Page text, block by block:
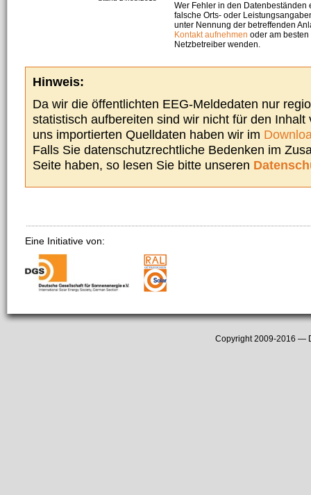
Wer Fehler in den Datenbeständen
falsche Orts- oder
unter Nennung der betreffenden
Kontakt aufnehmen oder am
Netzbetreiber wenden.
Hinweis:
Da wir die öffentlichten EEG-Meldedaten nur
statistisch aufbereiten sind wir nicht für den Inhalt
uns importierten Quelldaten haben wir im
Falls Sie datenschutzrechtliche Bedenken im
Seite haben, so lesen Sie bitte unseren
Eine Initiative von:
Copyright 2009-2016 —